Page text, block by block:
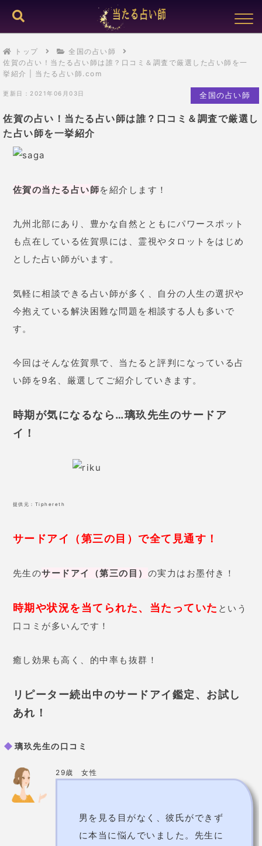
トップ
全国の占い師
佐賀の占い！当たる占い師は誰？口コミ＆調査で厳選した占い師を一
挙紹介 | 当たる占い師.com
更新日：2021年06月03日 全国の占い師
佐賀の占い！当たる占い師は誰？口コミ＆調査で厳選し
た占い師を一挙紹介
佐賀の当たる占い師を紹介します！
九州北部にあり、豊かな自然とともにパワースポット
も点在している佐賀県には、霊視やタロットをはじめ
とした占い師がいます。
気軽に相談できる占い師が多く、自分の人生の選択や
今抱えている解決困難な問題を相談する人も多いで
す。
今回はそんな佐賀県で、当たると評判になっている占
い師を9名、厳選してご紹介していきます。
時期が気になるなら…璃玖先生のサードア
イ！
提供元： Tiphereth
サードアイ（第三の目）で全て見通す！
先生のサードアイ（第三の目） の実力はお墨付き！
時期や状況を当てられた、当たっていた という
口コミが多いんです！
癒し効果も高く、的中率も抜群！
リピーター続出中のサードアイ鑑定、お試し
あれ！
璃玖先生の口コミ
29歳 女性
男を見る目がなく、彼氏ができず
に本当に悩んでいました。先生に